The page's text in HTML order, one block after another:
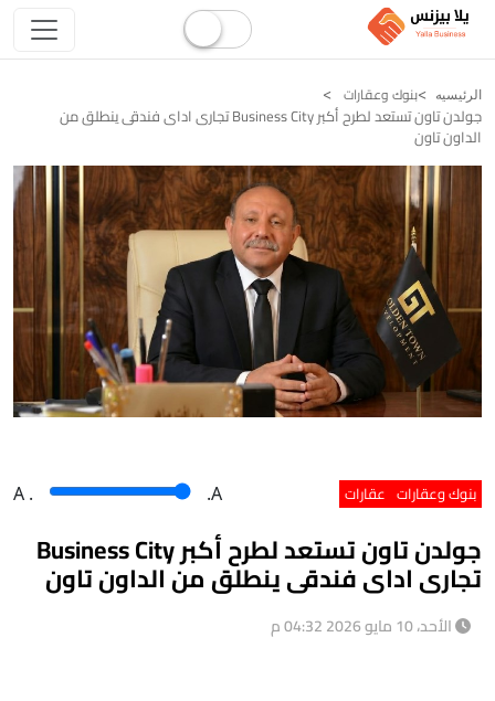
الرئيسيه بنوك وعقارات
جولدن تاون تستعد لطرح أكبر Business City تجارى اداى فندقى ينطلق من
الداون تاون
بنوك وعقارات عقارات A . .A
جولدن تاون تستعد لطرح أكبر Business City
تجارى اداى فندقى ينطلق من الداون تاون
الأحد، 10 مايو 2026 04:32 م